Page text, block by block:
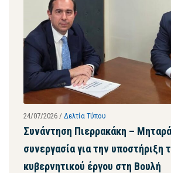
24/07/2026 / Δελτία Τύπου
Συνάντηση Πιερρακάκη –
συνεργασία για την υποστήριξη
κυβερνητικού έργου στη Βουλή